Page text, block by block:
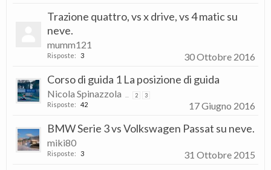
Trazione quattro, vs x drive, vs 4 matic su
neve.
mumm121
Risposte: 3 30 Ottobre 2016
Corso di guida 1 La posizione di guida
Nicola Spinazzola 2 3
Risposte: 42 17 Giugno 2016
BMW Serie 3 vs Volkswagen Passat su neve.
miki80
Risposte: 3 31 Ottobre 2015